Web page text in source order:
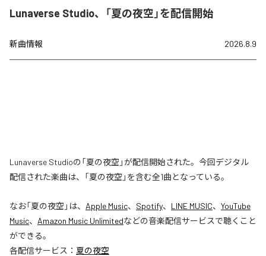
Lunaverse Studio、「夏の夜空」を配信開始
新曲情報 2026.8.9
Lunaverse Studioの「夏の夜空」が配信開始された。今回デジタル
配信された楽曲は、「夏の夜空」を含む全1曲となっている。
なお「夏の夜空 」は、 Apple Music、 Spotify、 LINE MUSIC、 YouTube
Music、 Amazon Music Unlimitedなどの音楽配信サービスで聴くこと
ができる。
各配信サービス： 夏の夜空